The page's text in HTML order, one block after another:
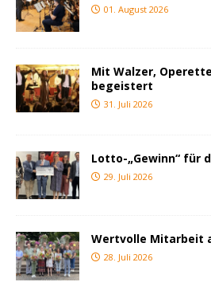
01. August 2026
Mit Walzer,
begeistert
31. Juli 2026
Lotto-„Gewinn“ für
29. Juli 2026
Wertvolle Mitarbeit
28. Juli 2026